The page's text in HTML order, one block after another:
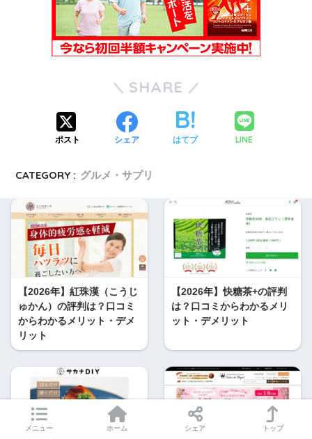
SHARE
ポスト シェア はてブ LINE
CATEGORY : グルメ・サプリ
【2026年】紅珠漢（こうじ
ゅかん）の評判は？口コミ
からわかるメリット・デメ
リット
【2026年】快糖茶+の評判
は？口コミからわかるメリ
ット・デメリット
メニュー ホーム シェア トップ